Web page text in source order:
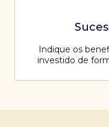
Indique os
investido de